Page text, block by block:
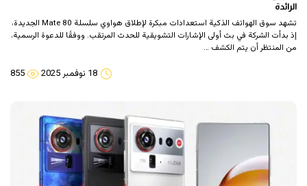
الرائدة
تشهد سوق الهواتف الذكية استعدادات مبكرة لإطلاق هواوي سلسلة Mate 80 الجديدة،
إذ بدأت الشركة في بث أولى الإشارات التشويقية للحدث المرتقب. ووفقًا للدعوة الرسمية،
من المنتظر أن يتم الكشف …
18 نوفمبر 2025 855